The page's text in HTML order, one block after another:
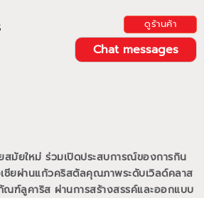
ดูร้านค้า
Chat messages
สมัยใหม่ ร่วมเปิดประสบการณ์ของการกิน
ชียผ่านแก้วคริสตัลคุณภาพระดับเวิลด์คลาส
ฑ์ลูคาริส ผ่านการสร้างสรรค์และออกแบบ